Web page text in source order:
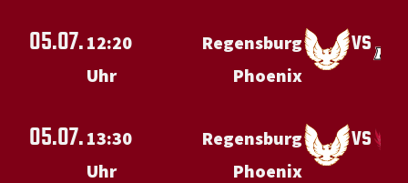
05.07. 12:20
Uhr
Regensburg
Phoenix
vs
05.07. 13:30
Uhr
Regensburg
Phoenix
vs